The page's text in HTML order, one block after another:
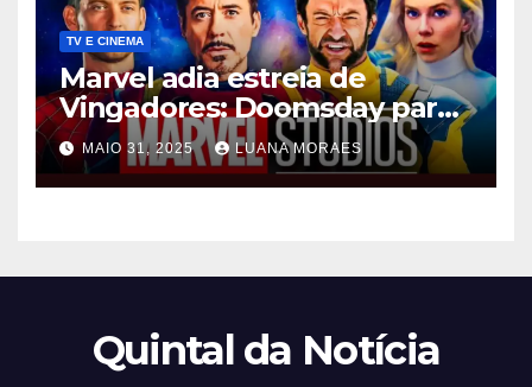
TV E CINEMA
Marvel adia estreia de
Vingadores: Doomsday para
dezembro de 2026
MAIO 31, 2025 LUANA MORAES
Quintal da Notícia